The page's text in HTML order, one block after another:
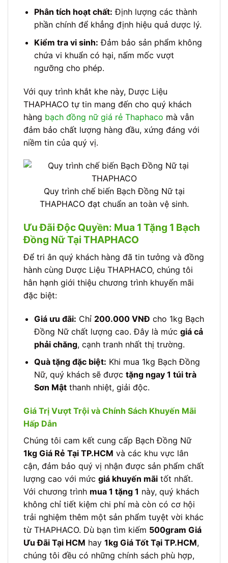
Phân tích hoạt chất: Định lượng các thành
phần chính để khẳng định hiệu quả dược lý.
Kiểm tra vi sinh: Đảm bảo sản phẩm không
chứa vi khuẩn có hại, nấm mốc vượt
ngưỡng cho phép.
Với quy trình khắt khe này, Dược Liệu
THAPHACO tự tin mang đến cho quý khách
hàng bạch đồng nữ giá rẻ Thaphaco mà vẫn
đảm bảo chất lượng hàng đầu, xứng đáng với
niềm tin của quý vị.
Quy trình chế biến Bạch Đồng Nữ tại
THAPHACO đạt chuẩn an toàn vệ sinh.
Ưu Đãi Độc Quyền: Mua 1 Tặng 1 Bạch
Đồng Nữ Tại THAPHACO
Để tri ân quý khách hàng đã tin tưởng và đồng
hành cùng Dược Liệu THAPHACO, chúng tôi
hân hạnh giới thiệu chương trình khuyến mãi
đặc biệt:
Giá ưu đãi: Chỉ 200.000 VNĐ cho 1kg Bạch
Đồng Nữ chất lượng cao. Đây là mức giá cả
phải chăng, cạnh tranh nhất thị trường.
Quà tặng đặc biệt: Khi mua 1kg Bạch Đồng
Nữ, quý khách sẽ được tặng ngay 1 túi trà
Sơn Mậtthanh nhiệt, giải độc.
Giá Trị Vượt Trội và Chính Sách Khuyến Mãi
Hấp Dẫn
Chúng tôi cam kết cung cấp Bạch Đồng Nữ
1kg Giá Rẻ Tại TP.HCM và các khu vực lân
cận, đảm bảo quý vị nhận được sản phẩm chất
lượng cao với mức giá khuyến mãi tốt nhất.
Với chương trình mua 1 tặng 1 này, quý khách
không chỉ tiết kiệm chi phí mà còn có cơ hội
trải nghiệm thêm một sản phẩm tuyệt vời khác
từ THAPHACO. Dù bạn tìm kiếm 500gram Giá
Ưu Đãi Tại HCM hay 1kg Giá Tốt Tại TP.HCM,
chúng tôi đều có những chính sách phù hợp,